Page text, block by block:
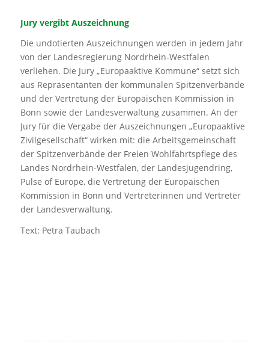
Jury vergibt Auszeichnung
Die undotierten Auszeichnungen werden in jedem Jahr
von der Landesregierung Nordrhein-Westfalen
verliehen. Die Jury „Europaaktive Kommune“ setzt sich
aus Repräsentanten der kommunalen Spitzenverbände
und der Vertretung der Europäischen Kommission in
Bonn sowie der Landesverwaltung zusammen. An der
Jury für die Vergabe der Auszeichnungen „Europaaktive
Zivilgesellschaft“ wirken mit: die Arbeitsgemeinschaft
der Spitzenverbände der Freien Wohlfahrtspflege des
Landes Nordrhein-Westfalen, der Landesjugendring,
Pulse of Europe, die Vertretung der Europäischen
Kommission in Bonn und Vertreterinnen und Vertreter
der Landesverwaltung.
Text: Petra Taubach